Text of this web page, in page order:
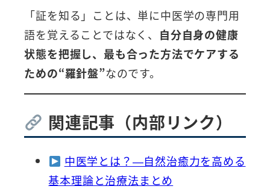
「証を知る」ことは、単に中医学の専門用
語を覚えることではなく、 自分自身の健康
状態を把握し、最も合った方法でケアする
ための“羅針盤”なのです。
関連記事（内部リンク）
中医学とは？—自然治癒力を高める
基本理論と治療法まとめ